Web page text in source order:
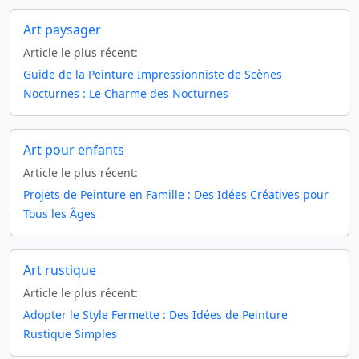
Art paysager
Article le plus récent:
Guide de la Peinture Impressionniste de Scènes
Nocturnes : Le Charme des Nocturnes
Art pour enfants
Article le plus récent:
Projets de Peinture en Famille : Des Idées Créatives pour
Tous les Âges
Art rustique
Article le plus récent:
Adopter le Style Fermette : Des Idées de Peinture
Rustique Simples